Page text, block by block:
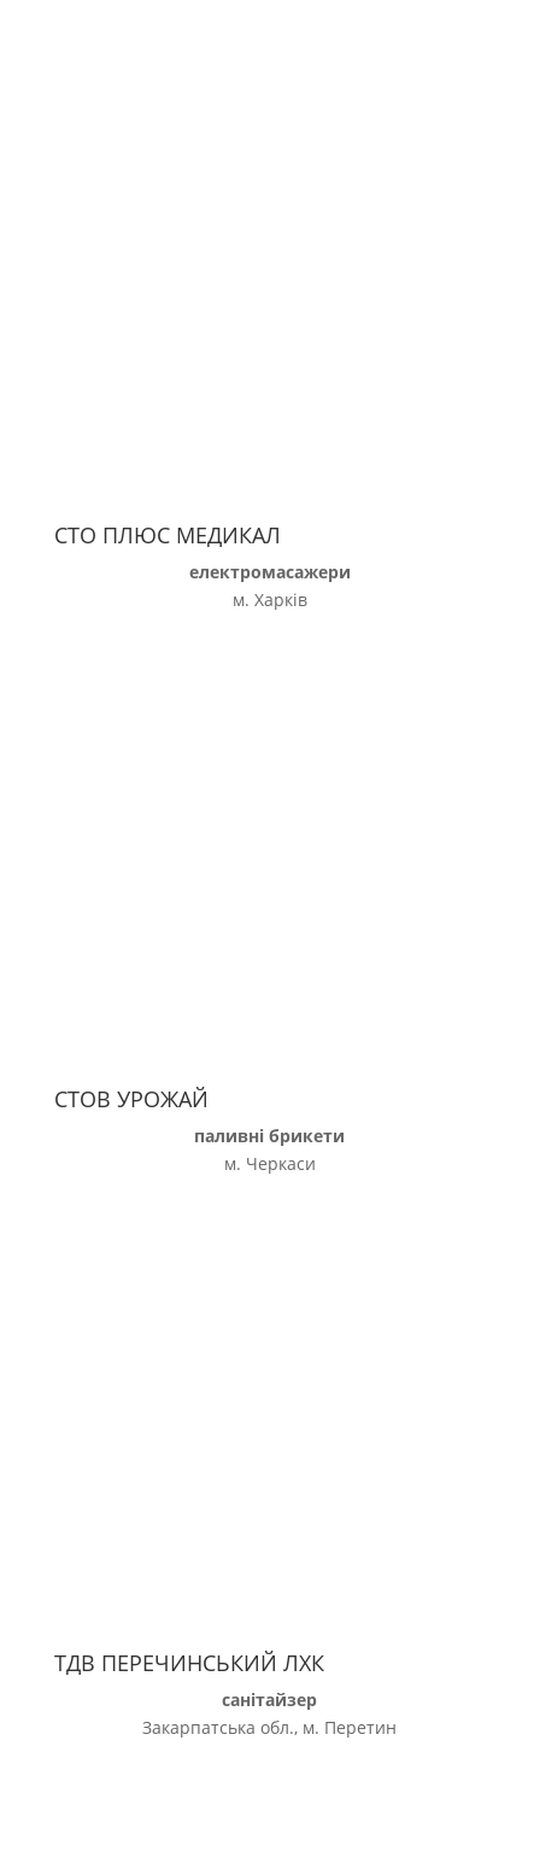
СТО ПЛЮС МЕДИКАЛ
електромасажери
м. Харків
СТОВ УРОЖАЙ
паливні брикети
м. Черкаси
ТДВ ПЕРЕЧИНСЬКИЙ ЛХК
санітайзер
Закарпатська обл., м. Перетин